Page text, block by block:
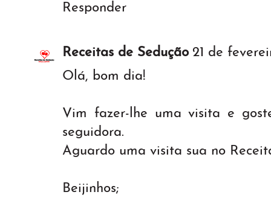
Responder
Receitas de Sedução 21 de
Olá, bom dia!
Vim fazer-lhe uma visita e
seguidora.
Aguardo uma visita sua no
Beijinhos;